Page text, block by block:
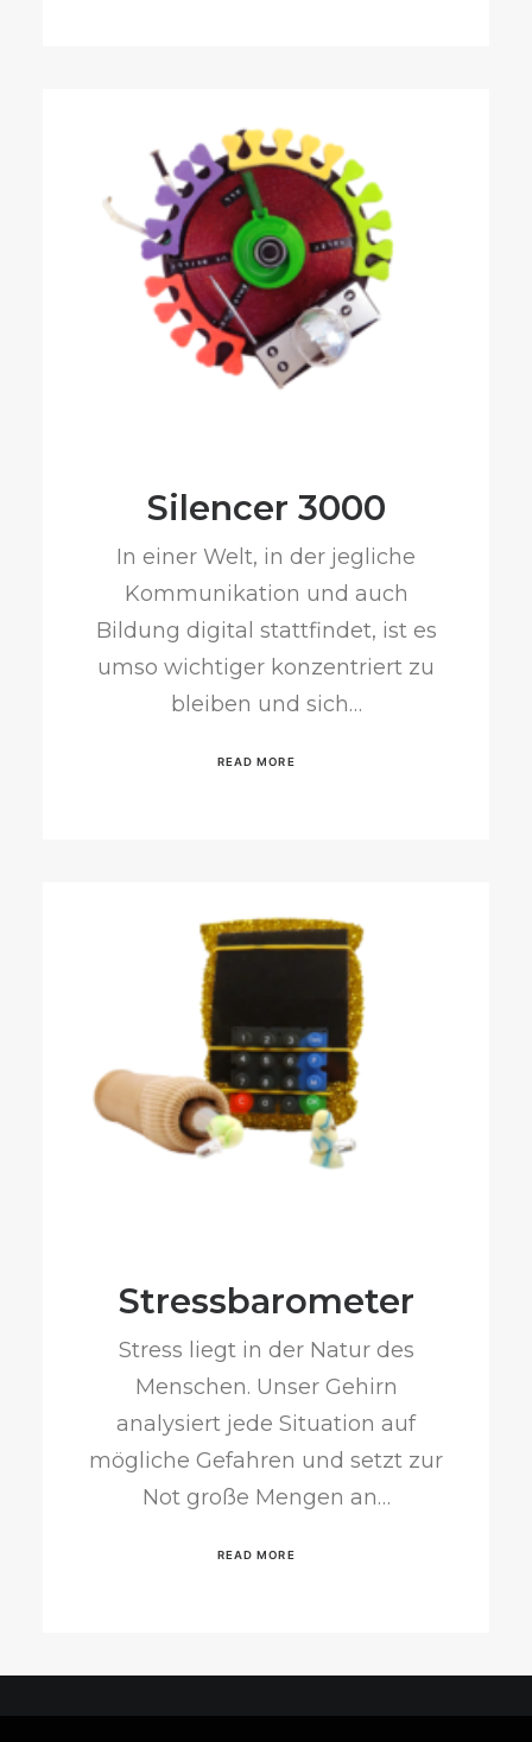
Silencer 3000
In einer Welt, in der jegliche
Kommunikation und auch
Bildung digital stattfindet, ist es
umso wichtiger konzentriert zu
bleiben und sich…
READ MORE
Stressbarometer
Stress liegt in der Natur des
Menschen. Unser Gehirn
analysiert jede Situation auf
mögliche Gefahren und setzt zur
Not große Mengen an…
READ MORE